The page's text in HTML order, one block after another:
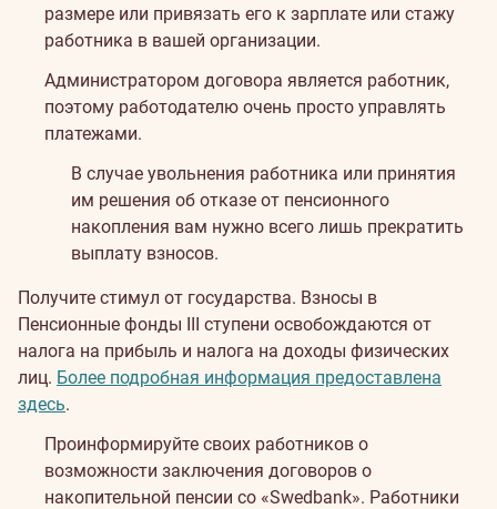
размере или привязать его к зарплате или стажу
работника в вашей организации.
Администратором договора является работник,
поэтому работодателю очень просто управлять
платежами.
В случае увольнения работника или принятия
им решения об отказе от пенсионного
накопления вам нужно всего лишь прекратить
выплату взносов.
Получите стимул от государства. Взносы в
Пенсионные фонды III ступени освобождаются от
налога на прибыль и налога на доходы физических
лиц. Более подробная информация предоставлена
здесь.
Проинформируйте своих работников о
возможности заключения договоров о
накопительной пенсии со «Swedbank». Работники